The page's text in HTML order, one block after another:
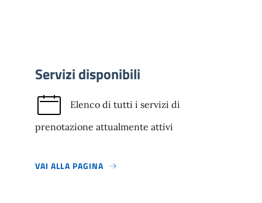
Servizi disponibili
Elenco di tutti i servizi di
prenotazione attualmente attivi
VAI ALLA PAGINA